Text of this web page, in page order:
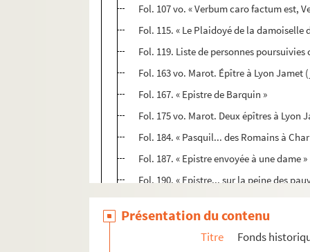
Fol. 107 vo. « Verbum caro factum est,
Fol. 115. « Le Plaidoyé de la
Fol. 119. Liste de personnes
Fol. 163 vo. Marot. Épître à Lyon Jamet
Fol. 167. « Epistre de Barquin »
Fol. 175 vo. Marot. Deux épîtres à Lyon
Fol. 184. « Pasquil... des Romains à
Fol. 187. « Epistre envoyée à une dame »
Fol. 190. « Epistre... sur la peine des
Fol. 192 vo. Marot. « Epistre aux
Fol. 197 vo. « Coppie des lettres
Fol. 222. « L'Entrée du roy d'Escosse à
Présentation du contenu
Titre Fonds